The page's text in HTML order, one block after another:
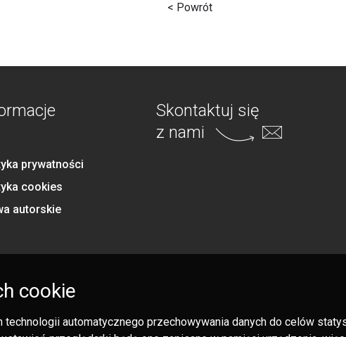
< Powrót
prywatności
cookies
autorskie
Skontaktuj się
z nami
cookie
automatycznego przechowywania danych do celów